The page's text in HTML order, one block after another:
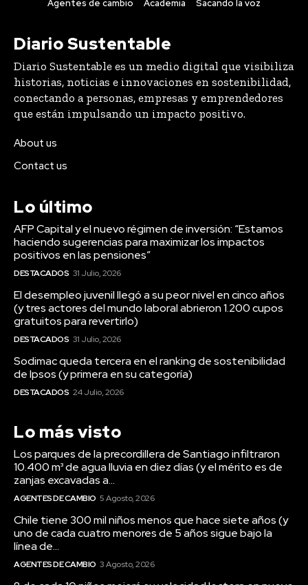
Agentes de cambio
Academia Sacando la voz
Diario Sustentable
Diario Sustentable es un medio digital que visibiliza
historias, noticias e innovaciones en sostenibilidad,
conectando a personas, empresas y emprendedores
que están impulsando un impacto positivo.
About us
Contact us
Lo último
AFP Capital y el nuevo régimen de inversión: “Estamos
haciendo sugerencias para maximizar los impactos
positivos en las pensiones”
DESTACADOS 31 Julio, 2026
El desempleo juvenil llegó a su peor nivel en cinco años
(y tres actores del mundo laboral abrieron 1.200 cupos
gratuitos para revertirlo)
DESTACADOS 31 Julio, 2026
Sodimac queda tercera en el ranking de sostenibilidad
de Ipsos (y primera en su categoría)
DESTACADOS 24 Julio, 2026
Lo más visto
Los parques de la precordillera de Santiago infiltraron
10.400 m³ de agua lluvia en diez días (y el mérito es de
zanjas excavadas a...
AGENTES DE CAMBIO 5 Agosto, 2026
Chile tiene 300 mil niños menos que hace siete años (y
uno de cada cuatro menores de 5 años sigue bajo la
línea de...
AGENTES DE CAMBIO 3 Agosto, 2026